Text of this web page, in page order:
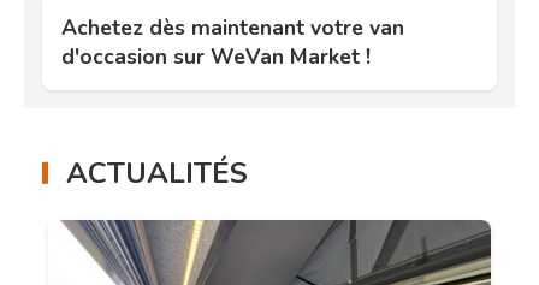
Achetez dès maintenant votre van
d'occasion sur WeVan Market !
ACTUALITÉS